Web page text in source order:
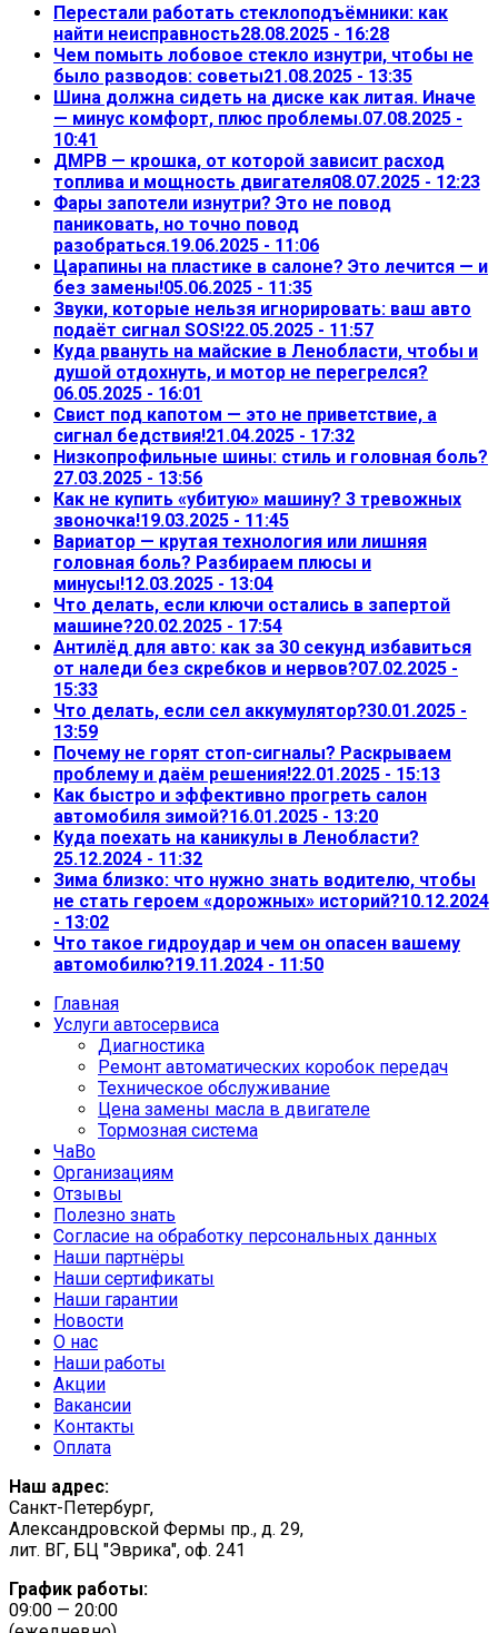
Перестали работать стеклоподъёмники: как
найти неисправность28.08.2025 - 16:28
Чем помыть лобовое стекло изнутри, чтобы не
было разводов: советы21.08.2025 - 13:35
Шина должна сидеть на диске как литая. Иначе
— минус комфорт, плюс проблемы.07.08.2025 -
10:41
ДМРВ — крошка, от которой зависит расход
топлива и мощность двигателя08.07.2025 - 12:23
Фары запотели изнутри? Это не повод
паниковать, но точно повод
разобраться.19.06.2025 - 11:06
Царапины на пластике в салоне? Это лечится — и
без замены!05.06.2025 - 11:35
Звуки, которые нельзя игнорировать: ваш авто
подаёт сигнал SOS!22.05.2025 - 11:57
Куда рвануть на майские в Ленобласти, чтобы и
душой отдохнуть, и мотор не перегрелся?
06.05.2025 - 16:01
Свист под капотом — это не приветствие, а
сигнал бедствия!21.04.2025 - 17:32
Низкопрофильные шины: стиль и головная боль?
27.03.2025 - 13:56
Как не купить «убитую» машину? 3 тревожных
звоночка!19.03.2025 - 11:45
Вариатор — крутая технология или лишняя
головная боль? Разбираем плюсы и
минусы!12.03.2025 - 13:04
Что делать, если ключи остались в запертой
машине?20.02.2025 - 17:54
Антилёд для авто: как за 30 секунд избавиться
от наледи без скребков и нервов?07.02.2025 -
15:33
Что делать, если сел аккумулятор?30.01.2025 -
13:59
Почему не горят стоп-сигналы? Раскрываем
проблему и даём решения!22.01.2025 - 15:13
Как быстро и эффективно прогреть салон
автомобиля зимой?16.01.2025 - 13:20
Куда поехать на каникулы в Ленобласти?
25.12.2024 - 11:32
Зима близко: что нужно знать водителю, чтобы
не стать героем «дорожных» историй?10.12.2024
- 13:02
Что такое гидроудар и чем он опасен вашему
автомобилю?19.11.2024 - 11:50
Главная
Услуги автосервиса
Диагностика
Ремонт автоматических коробок передач
Техническое обслуживание
Цена замены масла в двигателе
Тормозная система
ЧаВо
Организациям
Отзывы
Полезно знать
Согласие на обработку персональных данных
Наши партнёры
Наши сертификаты
Наши гарантии
Новости
О нас
Наши работы
Акции
Вакансии
Контакты
Оплата
Наш адрес:
Санкт-Петербург,
Александровской Фермы пр., д. 29,
лит. ВГ, БЦ "Эврика", оф. 241
График работы:
09:00 — 20:00